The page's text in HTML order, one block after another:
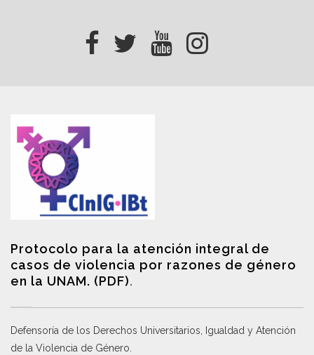
Protocolo para la atención integral de
casos de violencia por razones de género
en la UNAM. (PDF).
Defensoría de los Derechos Universitarios, Igualdad y Atención
de la Violencia de Género